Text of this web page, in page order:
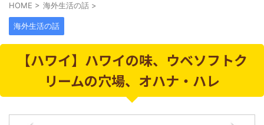
HOME > 海外生活の話 >
海外生活の話
【ハワイ】ハワイの味、ウベソフトク
リームの穴場、オハナ・ハレ